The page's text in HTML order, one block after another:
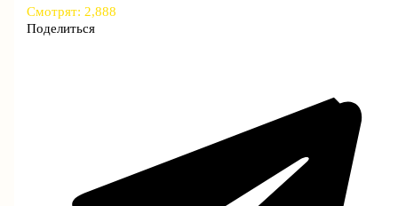
Смотрят: 2,888
Поделиться